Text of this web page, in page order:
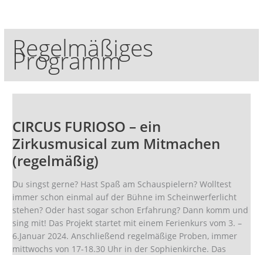
Regelmäßiges
Programm
CIRCUS FURIOSO – ein
Zirkusmusical zum Mitmachen
(regelmäßig)
Du singst gerne? Hast Spaß am Schauspielern? Wolltest
immer schon einmal auf der Bühne im Scheinwerferlicht
stehen? Oder hast sogar schon Erfahrung? Dann komm und
sing mit! Das Projekt startet mit einem Ferienkurs vom 3. –
6.Januar 2024. Anschließend regelmäßige Proben, immer
mittwochs von 17-18.30 Uhr in der Sophienkirche. Das
–
ein
Zirkusmusical
zum
(regelmäßig)